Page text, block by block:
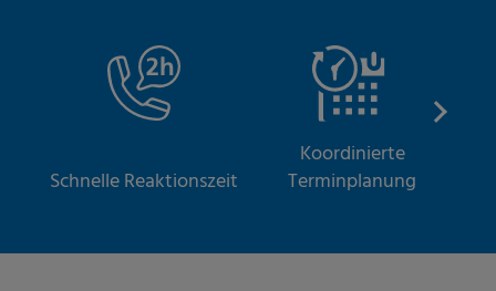
Schnelle Reaktionszeit
Koordinierte
Terminplanung